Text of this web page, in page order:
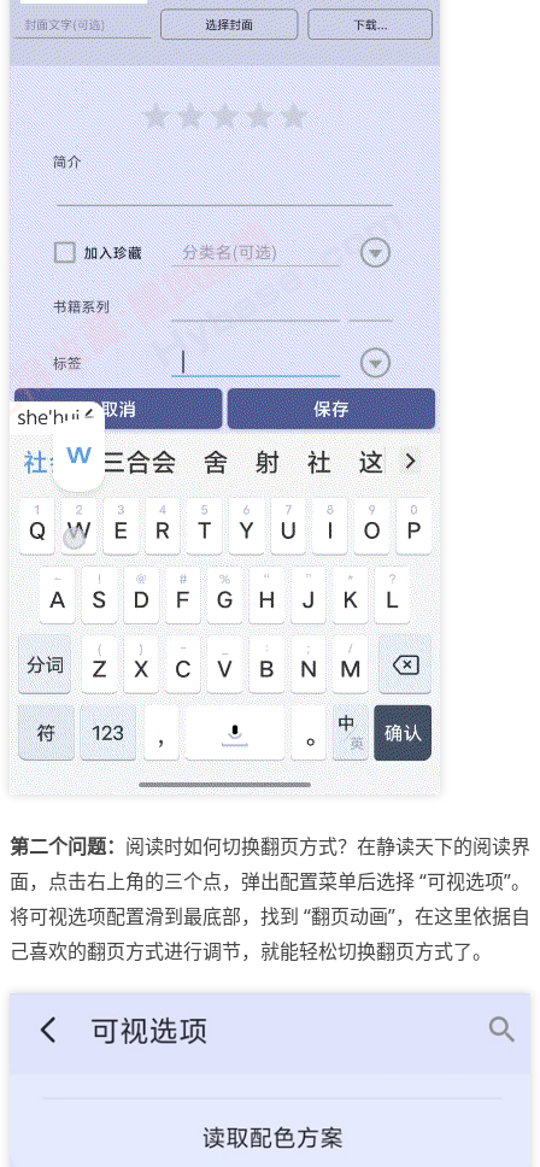
第二个问题： 阅读时如何切换翻页方式？在静读天下的阅读界
面，点击右上角的三个点，弹出配置菜单后选择 “可视选项”。
将可视选项配置滑到最底部，找到 “翻页动画”，在这里依据自
己喜欢的翻页方式进行调节，就能轻松切换翻页方式了。